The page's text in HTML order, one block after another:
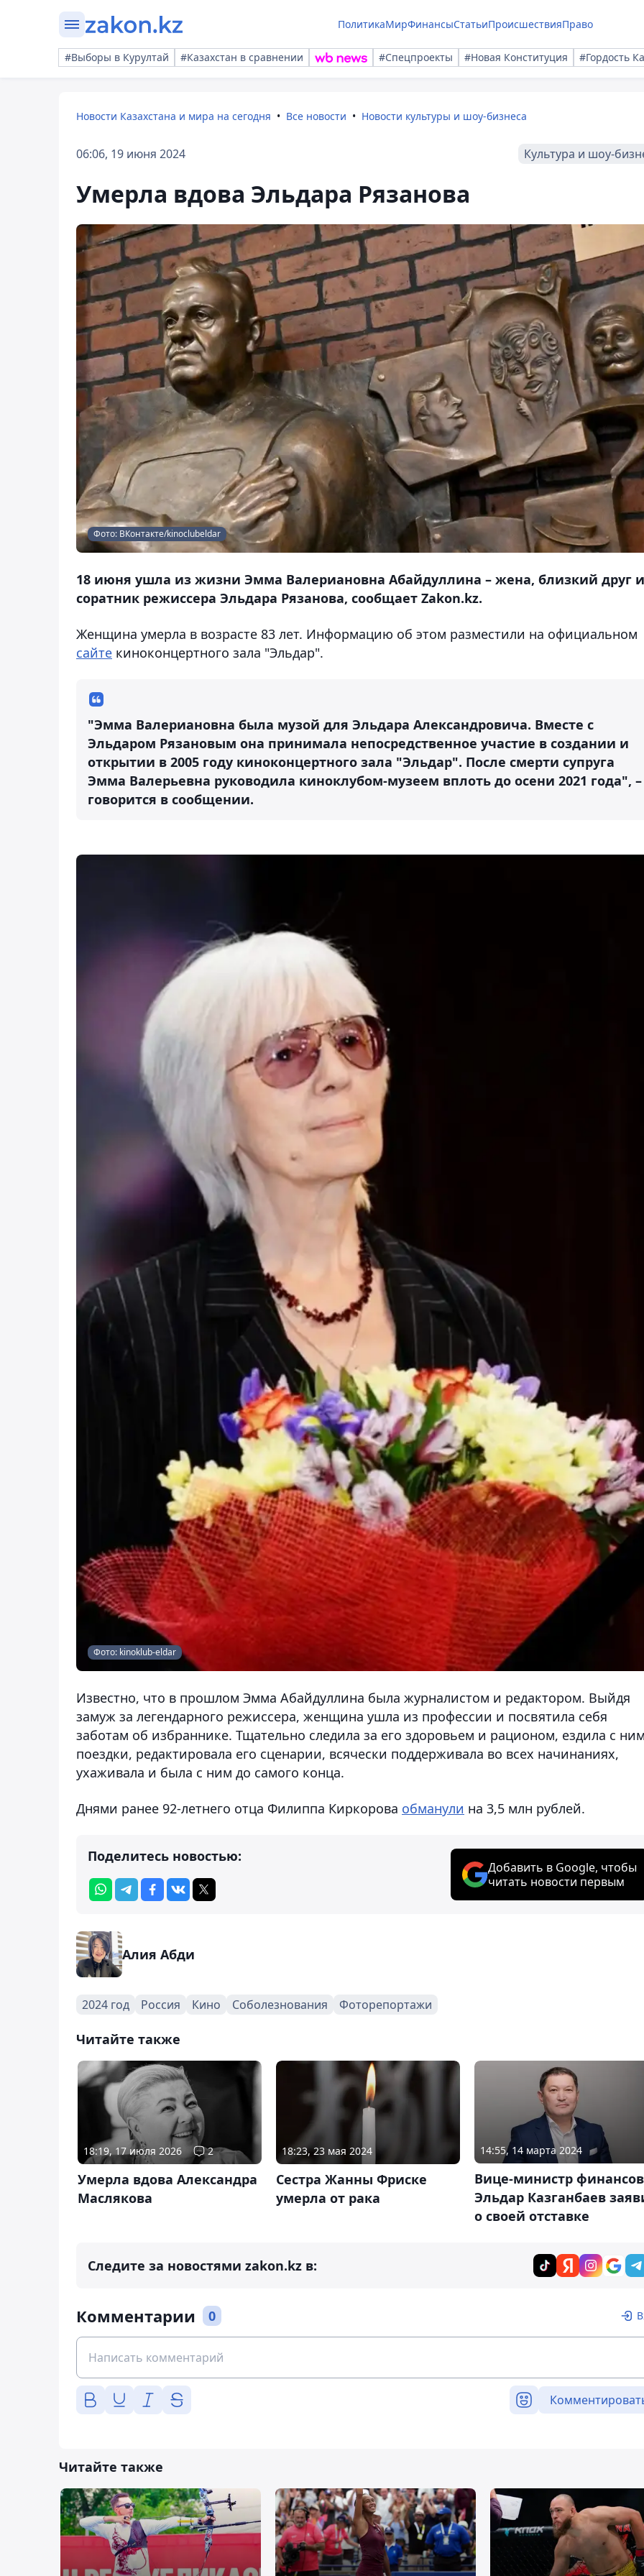
ПолитикаМирФинансыСтатьиПроисшествияПраво
#Выборы в Курултай #Казахстан в сравнении #Спецпроекты #Новая Конституция #Гордость
Новости Казахстана и мира на сегодня Все новости Новости культуры и шоу-бизнеса
06:06, 19 июня 2024 Культура и шоу-
Умерла вдова Эльдара Рязанова
Фото: ВКонтакте/kinoclubeldar
18 июня ушла из жизни Эмма Валериановна Абайдуллина – жена, близкий друг и
соратник режиссера Эльдара Рязанова, сообщает Zakon.kz.
Женщина умерла в возрасте 83 лет. Информацию об этом разместили на официальном
сайте киноконцертного зала "Эльдар".
"Эмма Валериановна была музой для Эльдара Александровича. Вместе с
Эльдаром Рязановым она принимала непосредственное участие в создании и
открытии в 2005 году киноконцертного зала "Эльдар". После смерти супруга
Эмма Валерьевна руководила киноклубом-музеем вплоть до осени 2021 года", –
говорится в сообщении.
Фото: kinoklub-eldar
Известно, что в прошлом Эмма Абайдуллина была журналистом и редактором. Выйдя
замуж за легендарного режиссера, женщина ушла из профессии и посвятила себя
заботам об избраннике. Тщательно следила за его здоровьем и рационом, ездила с
поездки, редактировала его сценарии, всячески поддерживала во всех начинаниях,
ухаживала и была с ним до самого конца.
Днями ранее 92-летнего отца Филиппа Киркорова обманули на 3,5 млн рублей.
Поделитесь новостью:
Добавить в Google, чтобы
читать новости первым
Алия Абди
2024 год Россия Кино Соболезнования Фоторепортажи
Читайте также
18:19, 17 июля 2026 2
Умерла вдова Александра
Маслякова
18:23, 23 мая 2024
Сестра Жанны Фриске
умерла от рака
14:55, 14 марта 2024
Вице-министр финансов
Эльдар Казганбаев
о своей отставке
Следите за новостями zakon.kz в:
Комментарии 0
Читайте также